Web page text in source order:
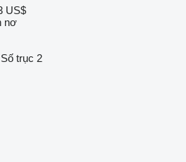
US$
nơ
Số trục 2